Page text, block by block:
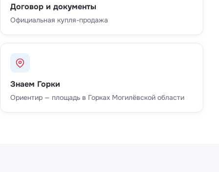
Договор и документы
Официальная купля-продажа
Знаем Горки
Ориентир — площадь в Горках Могилёвской области